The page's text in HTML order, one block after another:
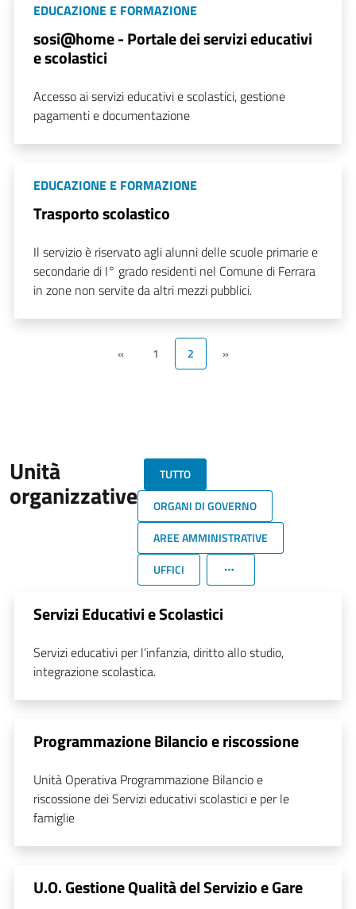
EDUCAZIONE E FORMAZIONE
sosi@home - Portale dei servizi educativi
e scolastici
Accesso ai servizi educativi e scolastici, gestione
pagamenti e documentazione
EDUCAZIONE E FORMAZIONE
Trasporto scolastico
Il servizio è riservato agli alunni delle scuole primarie e
secondarie di I° grado residenti nel Comune di Ferrara
in zone non servite da altri mezzi pubblici.
« 1 2 »
Unità
organizzative
TUTTO
ORGANI DI GOVERNO
AREE AMMINISTRATIVE
UFFICI
Servizi Educativi e Scolastici
Servizi educativi per l'infanzia, diritto allo studio,
integrazione scolastica.
Programmazione Bilancio e riscossione
Unità Operativa Programmazione Bilancio e
riscossione dei Servizi educativi scolastici e per le
famiglie
U.O. Gestione Qualità del Servizio e Gare